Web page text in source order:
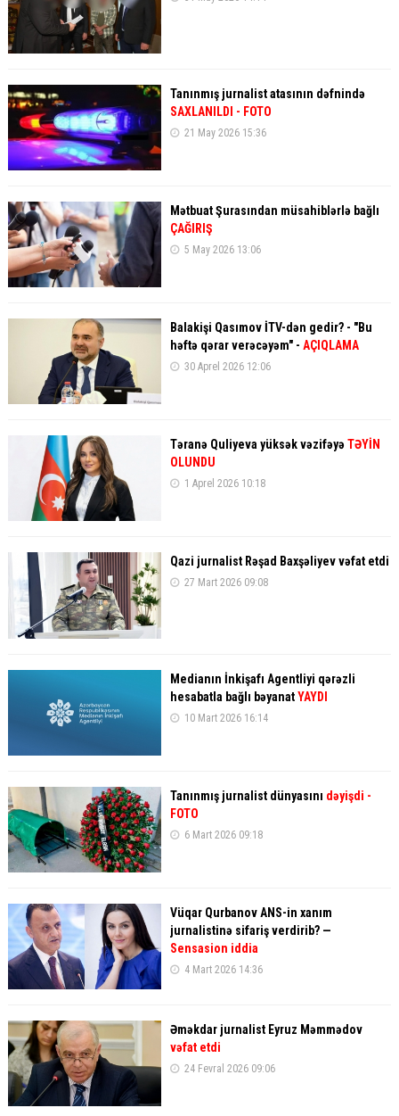
Tanınmış jurnalist atasının dəfnində
SAXLANILDI - FOTO
21 May 2026 15:36
Mətbuat Şurasından müsahiblərlə bağlı
ÇAĞIRIŞ
5 May 2026 13:06
Balakişi Qasımov İTV-dən gedir? - "Bu
həftə qərar verəcəyəm" - AÇIQLAMA
30 Aprel 2026 12:06
Təranə Quliyeva yüksək vəzifəyə TƏYİN
OLUNDU
1 Aprel 2026 10:18
Qazi jurnalist Rəşad Baxşəliyev vəfat etdi
27 Mart 2026 09:08
Medianın İnkişafı Agentliyi qərəzli
hesabatla bağlı bəyanatYAYDI
10 Mart 2026 16:14
Tanınmış jurnalist dünyasını dəyişdi -
FOTO
6 Mart 2026 09:18
Vüqar Qurbanov ANS-in xanım
jurnalistinə sifariş verdirib? —
Sensasion iddia
4 Mart 2026 14:36
Əməkdar jurnalist Eyruz Məmmədov
vəfat etdi
24 Fevral 2026 09:06